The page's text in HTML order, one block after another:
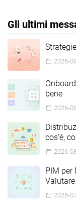
Gli ultimi
2026-
bene
2026-
cos'è,
2026-
PIM per
Valutare
2026-